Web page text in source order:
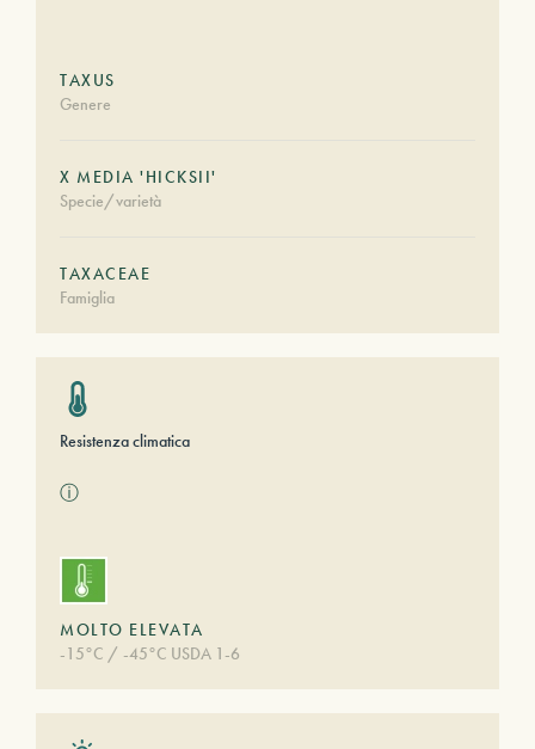
TAXUS
Genere
X MEDIA 'HICKSII'
Specie/varietà
TAXACEAE
Famiglia
Resistenza climatica
ⓘ
MOLTO ELEVATA
-15°C / -45°C USDA 1-6